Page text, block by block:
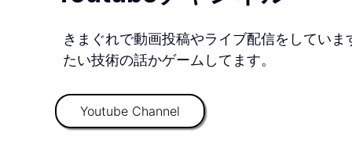
きまぐれで動画投稿やライブ配信をしていま
たい技術の話かゲームしてます。
Youtube Channel